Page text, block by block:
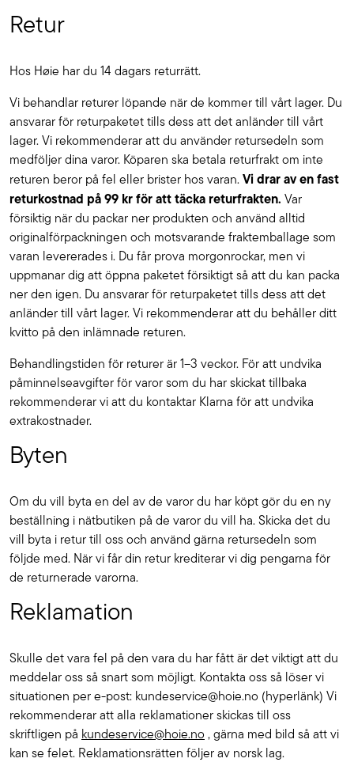
Retur
Hos Høie har du 14 dagars returrätt.
Vi behandlar returer löpande när de kommer till vårt lager. Du
ansvarar för returpaketet tills dess att det anländer till vårt
lager. Vi rekommenderar att du använder retursedeln som
medföljer dina varor. Köparen ska betala returfrakt om inte
returen beror på fel eller brister hos varan.Vi drar av en fast
returkostnad på 99 kr för att täcka returfrakten. Var
försiktig när du packar ner produkten och använd alltid
originalförpackningen och motsvarande fraktemballage som
varan levererades i. Du får prova morgonrockar, men vi
uppmanar dig att öppna paketet försiktigt så att du kan packa
ner den igen. Du ansvarar för returpaketet tills dess att det
anländer till vårt lager. Vi rekommenderar att du behåller ditt
kvitto på den inlämnade returen.
Behandlingstiden för returer är 1–3 veckor. För att undvika
påminnelseavgifter för varor som du har skickat tillbaka
rekommenderar vi att du kontaktar Klarna för att undvika
extrakostnader.
Byten
Om du vill byta en del av de varor du har köpt gör du en ny
beställning i nätbutiken på de varor du vill ha. Skicka det du
vill byta i retur till oss och använd gärna retursedeln som
följde med. När vi får din retur krediterar vi dig pengarna för
de returnerade varorna.
Reklamation
Skulle det vara fel på den vara du har fått är det viktigt att du
meddelar oss så snart som möjligt. Kontakta oss så löser vi
situationen per e-post: kundeservice@hoie.no (hyperlänk) Vi
rekommenderar att alla reklamationer skickas till oss
skriftligen på kundeservice@hoie.no , gärna med bild så att vi
kan se felet. Reklamationsrätten följer av norsk lag.